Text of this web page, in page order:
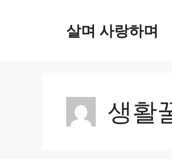
살며 사랑하며
생활